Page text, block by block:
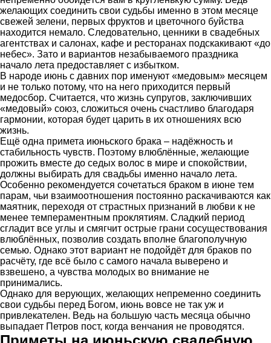
желающих соединить свои судьбы именно в этом месяце
свежей зелени, первых фруктов и цветочного буйства
находится немало. Следовательно, ценники в свадебных
агентствах и салонах, кафе и ресторанах подскакивают «до
небес». Зато и вариантов незабываемого праздника
начало лета предоставляет с избытком.
В народе июнь с давних пор именуют «медовым» месяцем
и не только потому, что на него приходится первый
медосбор. Считается, что жизнь супругов, заключивших
«медовый» союз, сложиться очень счастливо благодаря
гармонии, которая будет царить в их отношениях всю
жизнь.
Ещё одна примета июньского брака – надёжность и
стабильность чувств. Поэтому влюблённые, желающие
прожить вместе до седых волос в мире и спокойствии,
должны выбирать для свадьбы именно начало лета.
Особенно рекомендуется сочетаться браком в июне тем
парам, чьи взаимоотношения постоянно раскачиваются как
маятник, переходя от страстных признаний в любви к не
менее темпераментным проклятиям. Сладкий период
сгладит все углы и смягчит острые грани сосуществования
влюблённых, позволив создать вполне благополучную
семью. Однако этот вариант не подойдёт для браков по
расчёту, где всё было с самого начала выверено и
взвешено, а чувства молодых во внимание не
принимались.
Однако для верующих, желающих непременно соединить
свои судьбы перед Богом, июнь вовсе не так уж и
привлекателен. Ведь на большую часть месяца обычно
выпадает Петров пост, когда венчания не проводятся.